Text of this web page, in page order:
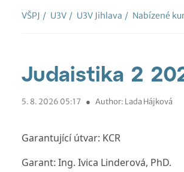
VŠPJ / U3V / U3V Jihlava / Nabízené
Judaistika 2
5. 8. 2026 05:17 ● Author: Lada Hájková
Garantující útvar: KCR
Garant: Ing. Ivica Linderová, PhD.